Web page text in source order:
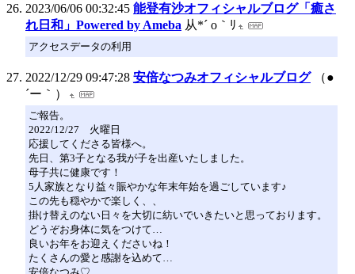
2023/06/06 00:32:45 能登有沙オフィシャルブログ「癒さ
れ日和」Powered by Ameba 从*´ ο｀ﾘ
アクセスデータの利用
2022/12/29 09:47:28 安倍なつみオフィシャルブログ
（●
´ー｀）
ご報告。
2022/12/27 火曜日
応援してくださる皆様へ。
先日、第3子となる我が子を出産いたしました。
母子共に健康です！
5人家族となり益々賑やかな年末年始を過ごしています♪
この先も穏やかで楽しく、、
掛け替えのない日々を大切に紡いでいきたいと思っております。
どうぞお身体に気をつけて…
良いお年をお迎えくださいね！
たくさんの愛と感謝を込めて…